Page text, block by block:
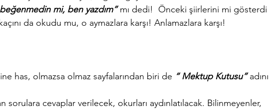
mi, ben yazdım” mı dedi!  Önceki şiirlerini mi gösterdi
da okudu mu, o aymazlara karşı! Anlamazlara karşı!
has, olmazsa olmaz sayfalarından biri de “ Mektup Kutusu” adını
sorulara cevaplar verilecek, okurları aydınlatılacak. Bilinmeyenler,